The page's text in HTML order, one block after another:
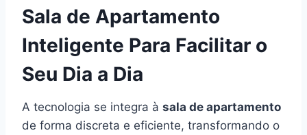
Sala de Apartamento
Inteligente Para Facilitar o
Seu Dia a Dia
A tecnologia se integra à sala de apartamento
de forma discreta e eficiente, transformando o